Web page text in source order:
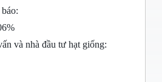
và nhà đầu tư hạt giống: